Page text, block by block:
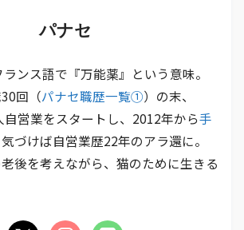
パナセ
ランス語で『万能薬』という意味。
回（パナセ職歴一覧①）の末、
営業をスタートし、2012年から手
づけば自営業歴22年のアラ還に。
後を考えながら、猫のために生きる